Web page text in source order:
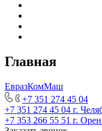
Главная
ЕвразКомМаш
+7 351 274 45 04
+7 351 274 45 04 г.
+7 353 266 55 51 г.